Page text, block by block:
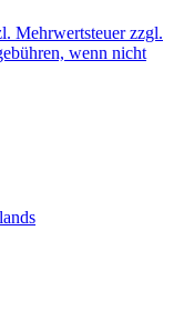
Mehrwertsteuer zzgl.
wenn nicht